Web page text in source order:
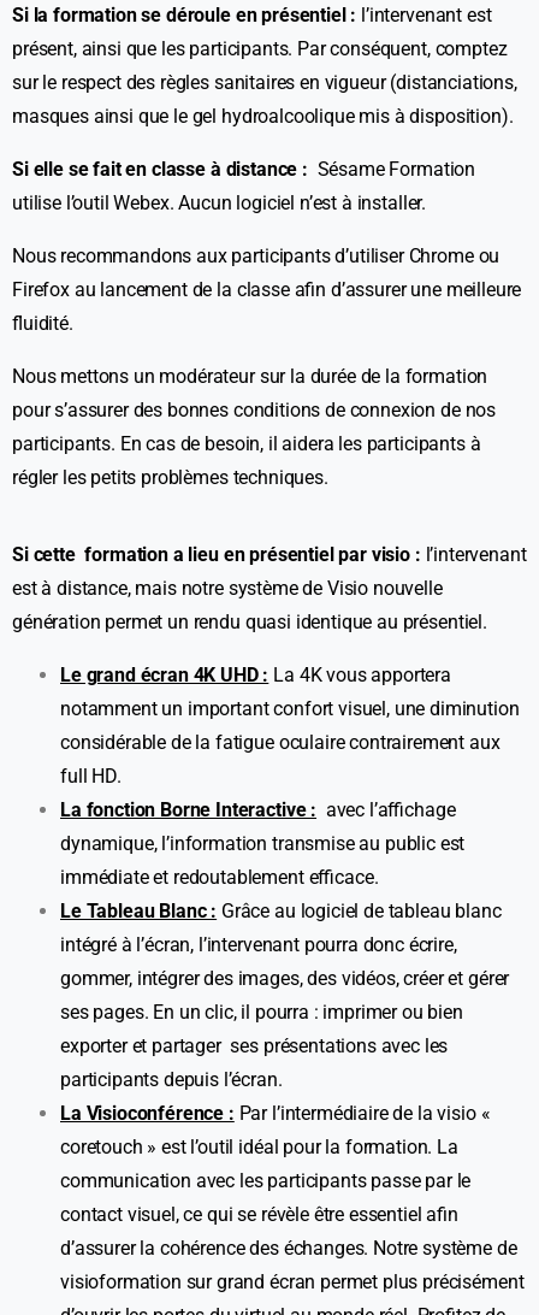
Si la formation se déroule en présentiel : l’intervenant est
présent, ainsi que les participants. Par conséquent, comptez
sur le respect des règles sanitaires en vigueur (distanciations,
masques ainsi que le gel hydroalcoolique mis à disposition).
Si elle se fait en classe à distance : Sésame Formation
utilise l’outil Webex. Aucun logiciel n’est à installer.
Nous recommandons aux participants d’utiliser Chrome ou
Firefox au lancement de la classe afin d’assurer une meilleure
fluidité.
Nous mettons un modérateur sur la durée de la formation
pour s’assurer des bonnes conditions de connexion de nos
participants. En cas de besoin, il aidera les participants à
régler les petits problèmes techniques.
Si cette formation a lieu en présentiel par visio : l’intervenant
est à distance, mais notre système de Visio nouvelle
génération permet un rendu quasi identique au présentiel.
Le grand écran 4K UHD : La 4K vous apportera
notamment un important confort visuel, une diminution
considérable de la fatigue oculaire contrairement aux
full HD.
La fonction Borne Interactive : avec l’affichage
dynamique, l’information transmise au public est
immédiate et redoutablement efficace.
Le Tableau Blanc : Grâce au logiciel de tableau blanc
intégré à l’écran, l’intervenant pourra donc écrire,
gommer, intégrer des images, des vidéos, créer et gérer
ses pages. En un clic, il pourra : imprimer ou bien
exporter et partager ses présentations avec les
participants depuis l’écran.
La Visioconférence : Par l’intermédiaire de la visio «
coretouch » est l’outil idéal pour la formation. La
communication avec les participants passe par le
contact visuel, ce qui se révèle être essentiel afin
d’assurer la cohérence des échanges. Notre système de
visioformation sur grand écran permet plus précisément